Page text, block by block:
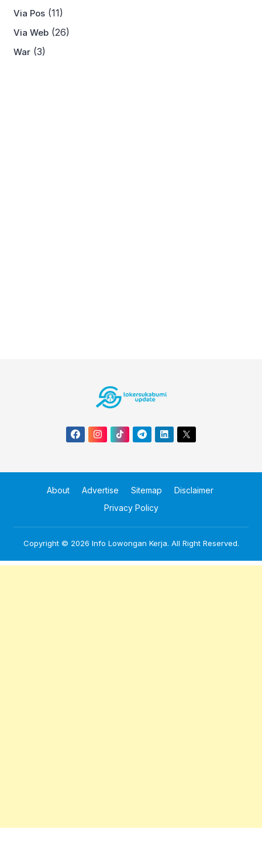
Via Pos (11)
Via Web (26)
War (3)
About Advertise Sitemap
Disclaimer
Privacy Policy
Copyright © 2026 Info Lowongan Kerja. All Right Reserved.